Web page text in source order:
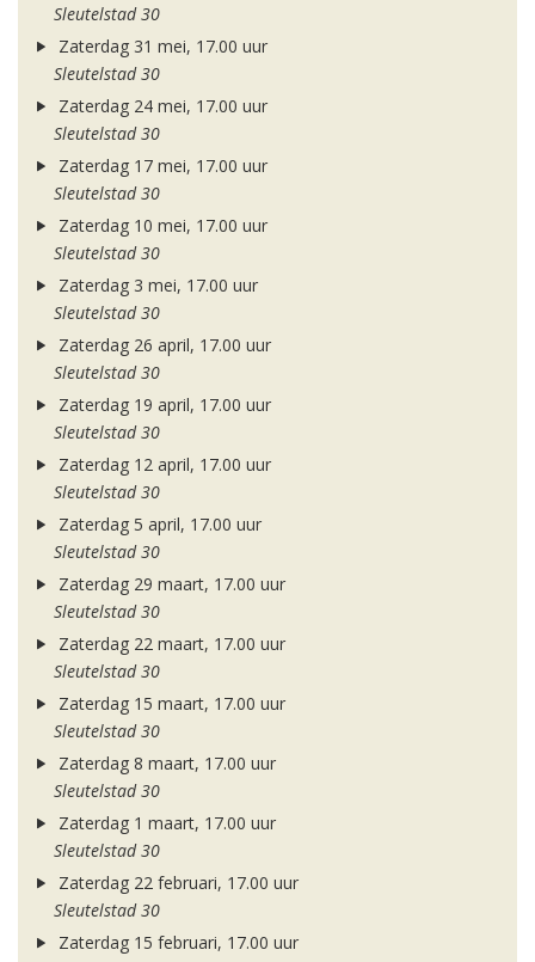
Sleutelstad 30
Zaterdag 31 mei, 17.00 uur
Sleutelstad 30
Zaterdag 24 mei, 17.00 uur
Sleutelstad 30
Zaterdag 17 mei, 17.00 uur
Sleutelstad 30
Zaterdag 10 mei, 17.00 uur
Sleutelstad 30
Zaterdag 3 mei, 17.00 uur
Sleutelstad 30
Zaterdag 26 april, 17.00 uur
Sleutelstad 30
Zaterdag 19 april, 17.00 uur
Sleutelstad 30
Zaterdag 12 april, 17.00 uur
Sleutelstad 30
Zaterdag 5 april, 17.00 uur
Sleutelstad 30
Zaterdag 29 maart, 17.00 uur
Sleutelstad 30
Zaterdag 22 maart, 17.00 uur
Sleutelstad 30
Zaterdag 15 maart, 17.00 uur
Sleutelstad 30
Zaterdag 8 maart, 17.00 uur
Sleutelstad 30
Zaterdag 1 maart, 17.00 uur
Sleutelstad 30
Zaterdag 22 februari, 17.00 uur
Sleutelstad 30
Zaterdag 15 februari, 17.00 uur